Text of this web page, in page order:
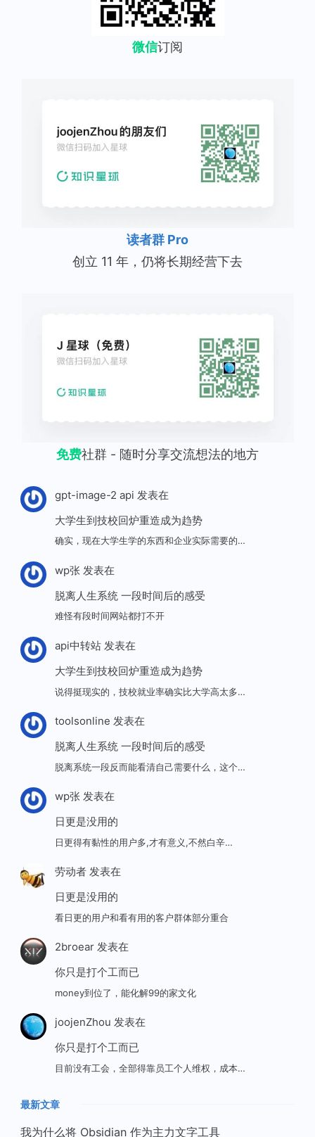
微信订阅
读者群 Pro
创立 11 年，仍将长期经营下去
免费社群 - 随时分享交流想法的地方
gpt-image-2 api 发表在
大学生到技校回炉重造成为趋势
确实，现在大学生学的东西和企业实际需要的…
wp张发表在
脱离人生系统 一段时间后的感受
难怪有段时间网站都打不开
api中转站发表在
大学生到技校回炉重造成为趋势
说得挺现实的，技校就业率确实比大学高太多…
toolsonline 发表在
脱离人生系统 一段时间后的感受
脱离系统一段反而能看清自己需要什么，这个…
wp张发表在
日更是没用的
日更得有黏性的用户多,才有意义,不然白辛…
劳动者发表在
日更是没用的
看日更的用户和看有用的客户群体部分重合
2broear发表在
你只是打个工而已
money到位了，能化解99的家文化
joojenZhou 发表在
你只是打个工而已
目前没有工会，全部得靠员工个人维权，成本…
最新文章
我为什么将 Obsidian 作为主力文字工具